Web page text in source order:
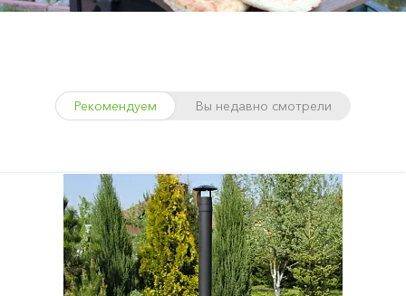
Рекомендуем Вы недавно смотрели